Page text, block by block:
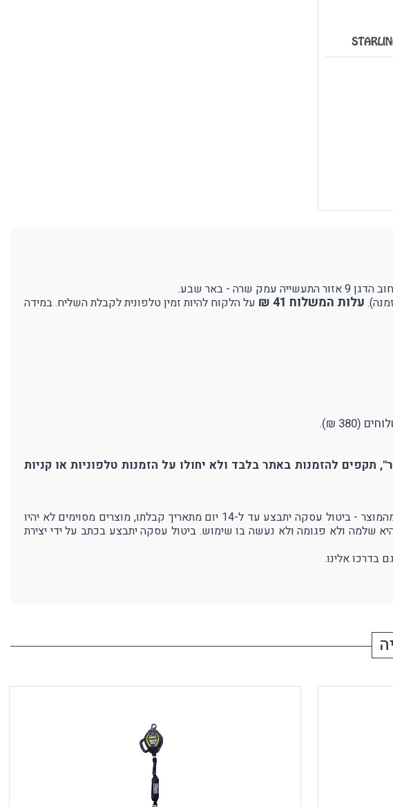
עלות המשלוח 41 ₪
על הלקוח להיות זמין טלפונית לקבלת השליח. במידה
להזמנות באתר בלבד ולא יחולו על הזמנות טלפוניות או קניות
אנו בפרוטק עושים מאמצים רבים כדי להבטיח את איכות מוצרנו ושביעות רצון לקוחותינו. במידה ולא תהיו מרוצים מהמוצר - ביטול עסקה יתבצע עד ל-14 יום מתאריך קבלתו, מוצרים מסוימים לא יהיו
שלמה ולא פגומה ולא נעשה בו שימוש. ביטול עסקה יתבצע בכתב על ידי יצירת
בדרכו אלינו.